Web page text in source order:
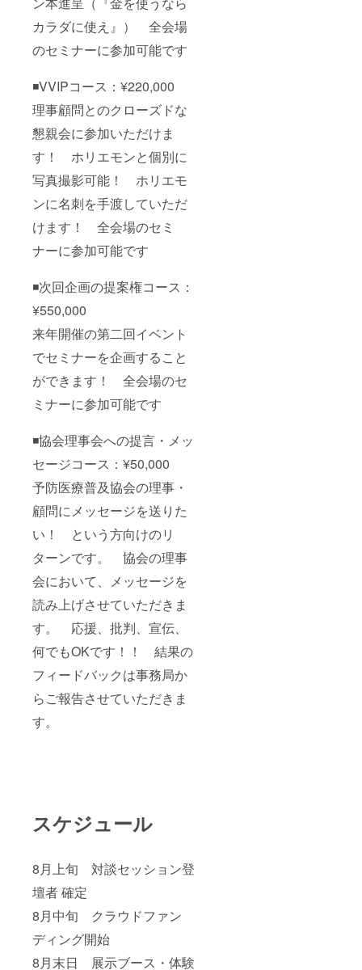
カラダに使え』） 全会場
のセミナーに参加可能です
◾️VVIPコース：¥220,000
理事顧問とのクローズドな
懇親会に参加いただけま
す！ ホリエモンと個別に
写真撮影可能！ ホリエモ
ンに名刺を手渡していただ
けます！ 全会場のセミ
ナーに参加可能です
◾️次回企画の提案権コース：
¥550,000
来年開催の第二回イベント
でセミナーを企画すること
ができます！ 全会場のセ
ミナーに参加可能です
◾️協会理事会への提言・メッ
セージコース：¥50,000
予防医療普及協会の理事・
顧問にメッセージを送りた
い！ という方向けのリ
ターンです。 協会の理事
会において、メッセージを
読み上げさせていただきま
す。 応援、批判、宣伝、
何でもOKです！！ 結果の
フィードバックは事務局か
らご報告させていただきま
す。
スケジュール
8月上旬 対談セッション登
壇者 確定
8月中旬 クラウドファン
ディング開始
8月末日 展示ブース・体験